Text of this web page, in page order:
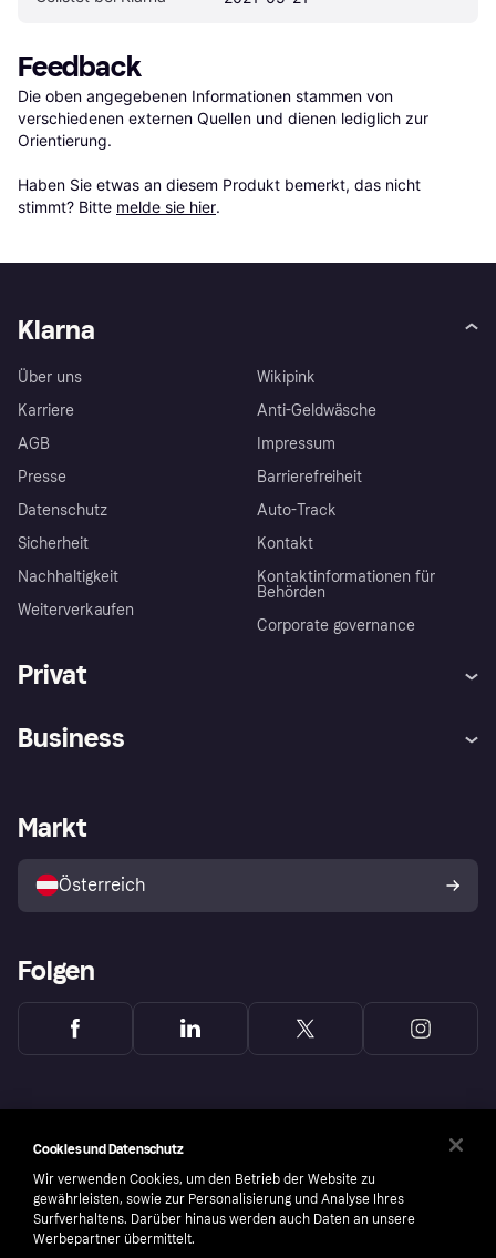
Feedback
Die oben angegebenen Informationen stammen von
verschiedenen externen Quellen und dienen lediglich zur
Orientierung.
Haben Sie etwas an diesem Produkt bemerkt, das nicht
stimmt? Bitte melde sie hier.
Klarna
Über uns
Karriere
AGB
Presse
Datenschutz
Sicherheit
Nachhaltigkeit
Weiterverkaufen
Wikipink
Anti-Geldwäsche
Impressum
Barrierefreiheit
Auto-Track
Kontakt
Kontaktinformationen für
Behörden
Corporate governance
Privat
Shops entdecken
Business
Händlerportal
Markt
Österreich
Folgen
Cookies und Datenschutz
Wir verwenden Cookies, um den Betrieb der Website zu
gewährleisten, sowie zur Personalisierung und Analyse Ihres
Surfverhaltens. Darüber hinaus werden auch Daten an unsere
Werbepartner übermittelt.